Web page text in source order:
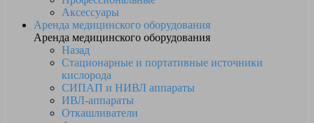
Аксессуары
Аренда медицинского оборудования
Аренда медицинского оборудования
Назад
Стационарные и портативные источники
кислорода
СИПАП и НИВЛ аппараты
ИВЛ-аппараты
Откашливатели